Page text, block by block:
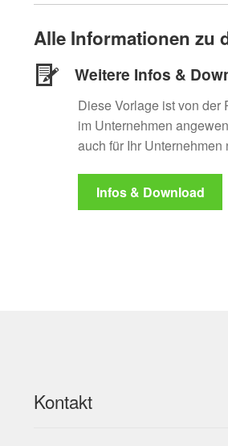
Alle Informationen zu
Weitere Infos &
Diese Vorlage ist von der
im Unternehmen
auch für Ihr Unternehmen
Infos & Download
Kontakt